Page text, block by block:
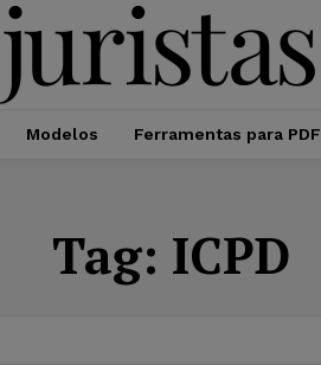
Modelos Ferramentas para PDF
Tag: ICPD